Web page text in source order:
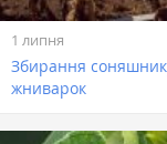
1 липня
Збирання
жниварок